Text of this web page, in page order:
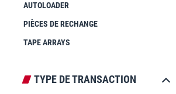
AUTOLOADER
PIÈCES DE RECHANGE
TAPE ARRAYS
TYPE DE TRANSACTION